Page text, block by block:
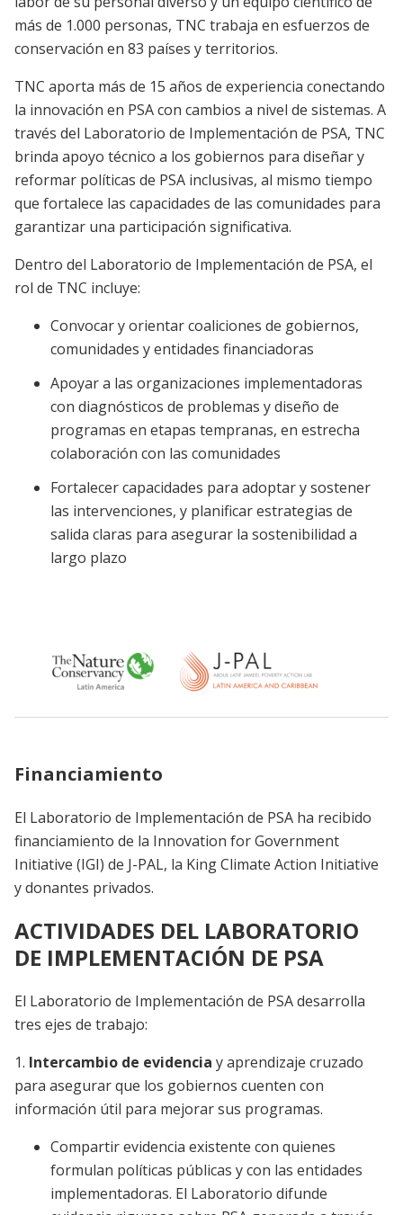
más de 1.000 personas, TNC trabaja en esfuerzos de
conservación en 83 países y territorios.
TNC aporta más de 15 años de experiencia conectando
la innovación en PSA con cambios a nivel de sistemas. A
través del Laboratorio de Implementación de PSA, TNC
brinda apoyo técnico a los gobiernos para diseñar y
reformar políticas de PSA inclusivas, al mismo tiempo
que fortalece las capacidades de las comunidades para
garantizar una participación significativa.
Dentro del Laboratorio de Implementación de PSA, el
rol de TNC incluye:
Convocar y orientar coaliciones de gobiernos,
comunidades y entidades financiadoras
Apoyar a las organizaciones implementadoras
con diagnósticos de problemas y diseño de
programas en etapas tempranas, en estrecha
colaboración con las comunidades
Fortalecer capacidades para adoptar y sostener
las intervenciones, y planificar estrategias de
salida claras para asegurar la sostenibilidad a
largo plazo
Financiamiento
El Laboratorio de Implementación de PSA ha recibido
financiamiento de la Innovation for Government
Initiative (IGI) de J-PAL, la King Climate Action Initiative
y donantes privados.
ACTIVIDADES DEL LABORATORIO
DE IMPLEMENTACIÓN DE PSA
El Laboratorio de Implementación de PSA desarrolla
tres ejes de trabajo:
1. Intercambio de evidencia y aprendizaje cruzado
para asegurar que los gobiernos cuenten con
información útil para mejorar sus programas.
Compartir evidencia existente con quienes
formulan políticas públicas y con las entidades
implementadoras. El Laboratorio difunde